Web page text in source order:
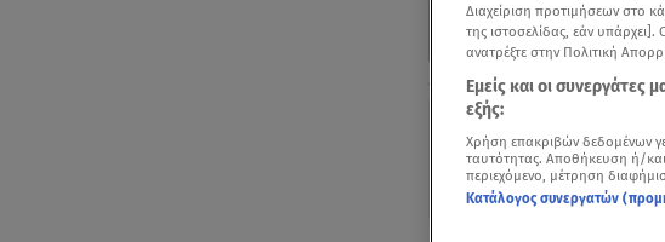
Δείτε τις προτάσεις για πίτσα,
Διαχείριση προτιμήσεων στο
της ιστοσελίδας, εάν υπάρχει].
ανατρέξτε στην Πολιτική
Εμείς και οι συνεργάτες
εξής:
Χρήση επακριβών δεδομένων
ταυτότητας. Αποθήκευση ή/
περιεχόμενο, μέτρηση
Κατάλογος συνεργατών